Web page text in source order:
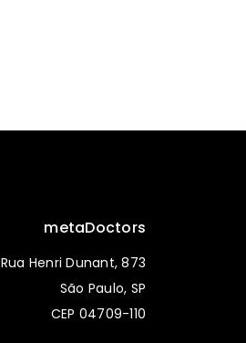
metaDoctors
Rua Henri Dunant, 873
São Paulo, SP
CEP 04709-110